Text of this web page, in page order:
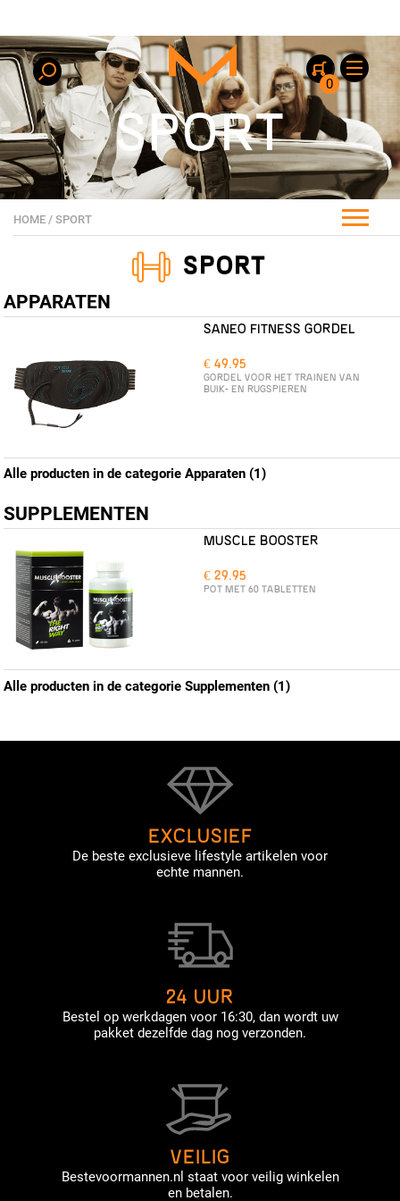
0
SPORT
HOME / SPORT
SPORT
APPARATEN
SANEO FITNESS GORDEL
€ 49.95
GORDEL VOOR HET TRAINEN VAN
BUIK- EN RUGSPIEREN
Alle producten in de categorie Apparaten (1)
SUPPLEMENTEN
MUSCLE BOOSTER
€ 29.95
POT MET 60 TABLETTEN
Alle producten in de categorie Supplementen (1)
EXCLUSIEF
De beste exclusieve lifestyle artikelen voor
echte mannen.
24 UUR
Bestel op werkdagen voor 16:30, dan wordt uw
pakket dezelfde dag nog verzonden.
VEILIG
Bestevoormannen.nl staat voor veilig winkelen
en betalen.